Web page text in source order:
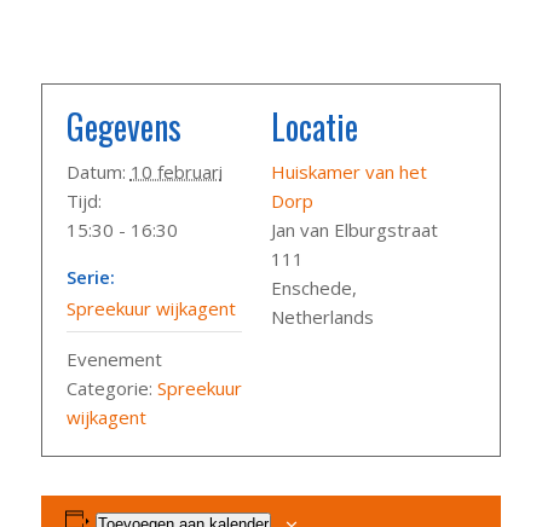
Gegevens
Datum: 10 februari
Tijd:
15:30 - 16:30
Serie:
Spreekuur wijkagent
Evenement
Categorie: Spreekuur
wijkagent
Locatie
Huiskamer van het
Dorp
Jan van Elburgstraat
111
Enschede,
Netherlands